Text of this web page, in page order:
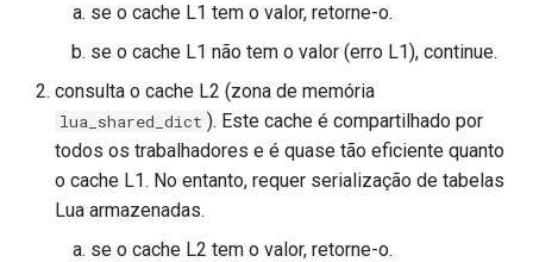
se o cache L1 tem o valor, retorne-o.
se o cache L1 não tem o valor (erro L1), continue.
consulta o cache L2 (zona de memória
lua_shared_dict ). Este cache é compartilhado por
todos os trabalhadores e é quase tão eficiente quanto
o cache L1. No entanto, requer serialização de tabelas
Lua armazenadas.
se o cache L2 tem o valor, retorne-o.